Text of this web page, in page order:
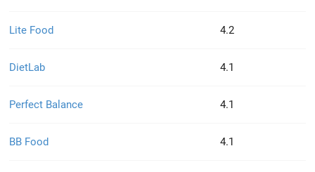
Lite Food 4.2
DietLab 4.1
Perfect Balance 4.1
BB Food 4.1